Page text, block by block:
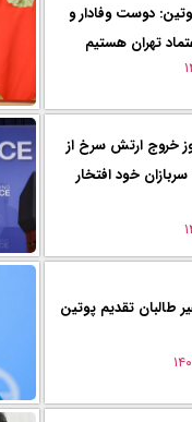
دوست وفادار و
تهران هستيم
خروج ارتش سرخ از
خود افتخار
طالبان تقدیم پوتين